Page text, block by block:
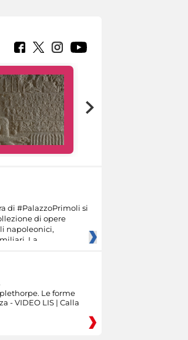
di #PalazzoPrimoli si
di opere
napoleonici,
La
Le forme
- VIDEO LIS | Calla